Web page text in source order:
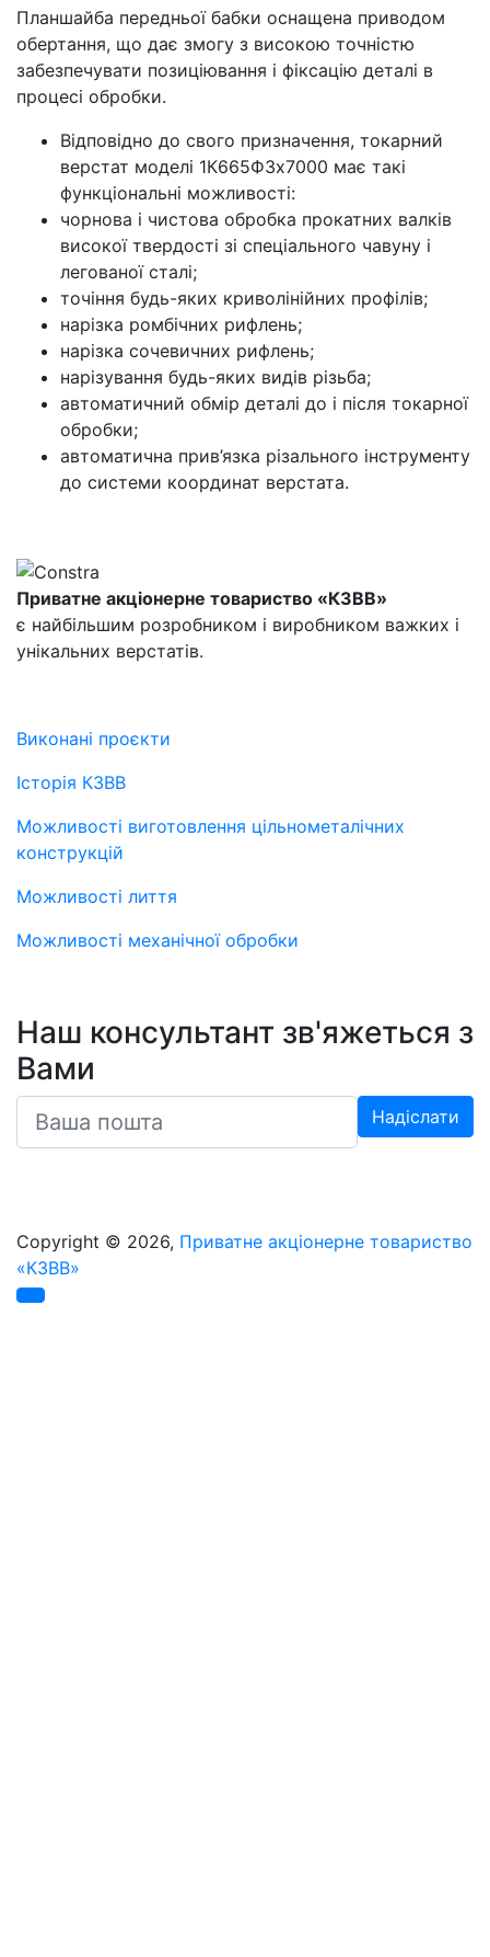
Планшайба передньої бабки оснащена приводом
обертання, що дає змогу з високою точністю
забезпечувати позиціювання і фіксацію деталі в
процесі обробки.
Відповідно до свого призначення, токарний
верстат моделі 1К665Ф3х7000 має такі
функціональні можливості:
чорнова і чистова обробка прокатних валків
високої твердості зі спеціального чавуну і
легованої сталі;
точіння будь-яких криволінійних профілів;
нарізка ромбічних рифлень;
нарізка сочевичних рифлень;
нарізування будь-яких видів різьба;
автоматичний обмір деталі до і після токарної
обробки;
автоматична прив’язка різального інструменту
до системи координат верстата.
Приватне акціонерне товариство «КЗВВ»
є найбільшим розробником і виробником важких і
унікальних верстатів.
Виконані проєкти
Історія КЗВВ
Можливості виготовлення цільнометалічних
конструкцій
Можливості лиття
Можливості механічної обробки
Наш консультант зв'яжеться з
Вами
Copyright © 2026, Приватне акціонерне товариство
«КЗВВ»